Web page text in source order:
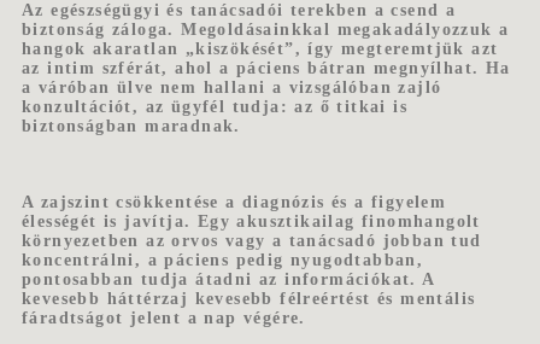
Az egészségügyi és tanácsadói terekben a csend a
biztonság záloga. Megoldásainkkal megakadályozzuk a
hangok akaratlan „kiszökését”, így megteremtjük azt
az intim szférát, ahol a páciens bátran megnyílhat. Ha
a váróban ülve nem hallani a vizsgálóban zajló
konzultációt, az ügyfél tudja: az ő titkai is
biztonságban maradnak.
A zajszint csökkentése a diagnózis és a figyelem
élességét is javítja. Egy akusztikailag finomhangolt
környezetben az orvos vagy a tanácsadó jobban tud
koncentrálni, a páciens pedig nyugodtabban,
pontosabban tudja átadni az információkat. A
kevesebb háttérzaj kevesebb félreértést és mentális
fáradtságot jelent a nap végére.